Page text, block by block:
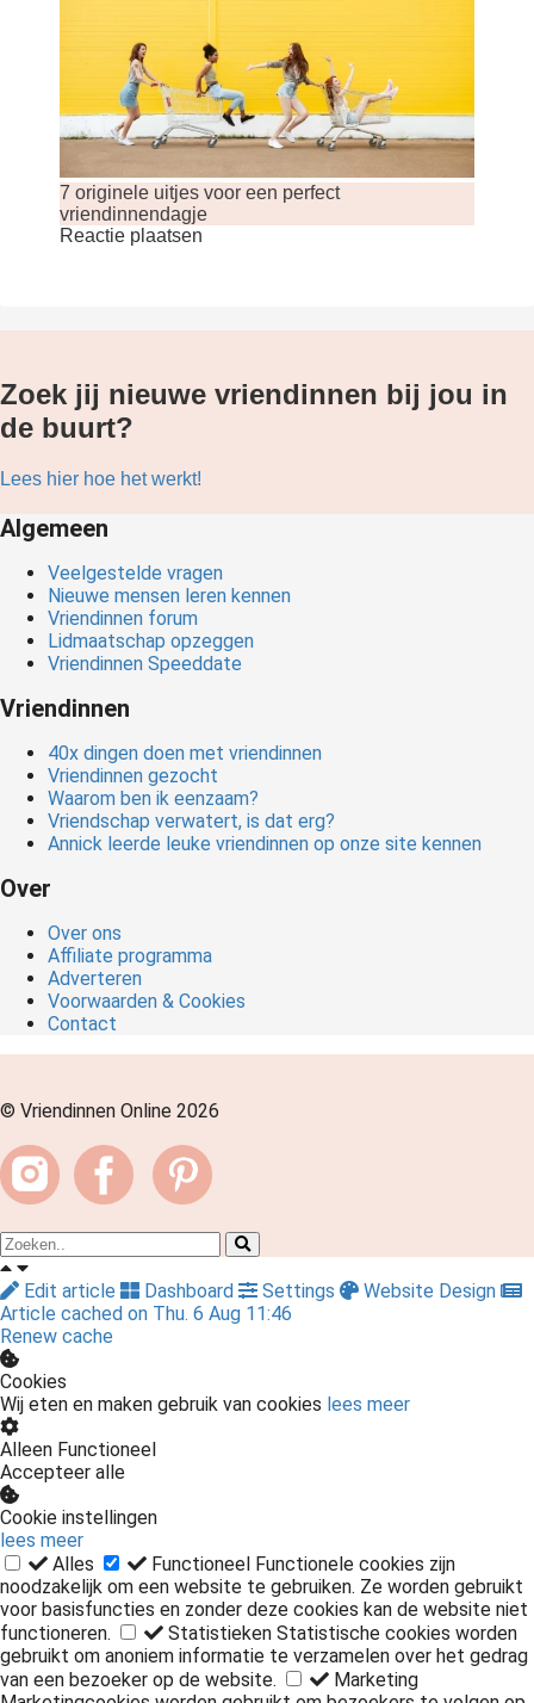
7 originele uitjes voor een perfect
vriendinnendagje
Reactie plaatsen
Zoek jij nieuwe vriendinnen bij jou in
de buurt?
Lees hier hoe het werkt!
Algemeen
Veelgestelde vragen
Nieuwe mensen leren kennen
Vriendinnen forum
Lidmaatschap opzeggen
Vriendinnen Speeddate
Vriendinnen
40x dingen doen met vriendinnen
Vriendinnen gezocht
Waarom ben ik eenzaam?
Vriendschap verwatert, is dat erg?
Annick leerde leuke vriendinnen op onze site kennen
Over
Over ons
Affiliate programma
Adverteren
Voorwaarden & Cookies
Contact
© Vriendinnen Online 2026
Edit article Dashboard Settings
Website Design
Article cached on Thu. 6 Aug 11:46
Renew cache
Cookies
Wij eten en maken gebruik van cookies lees meer
Alleen Functioneel
Accepteer alle
Cookie instellingen
lees meer
Alles
Functioneel Functionele cookies zijn
noodzakelijk om een website te gebruiken. Ze worden gebruikt
voor basisfuncties en zonder deze cookies kan de website niet
functioneren.
Statistieken Statistische cookies worden
gebruikt om anoniem informatie te verzamelen over het gedrag
van een bezoeker op de website.
Marketing